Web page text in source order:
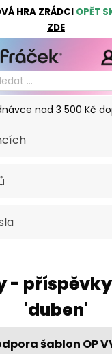
HRA ZRÁDCI OPĚT
ZDE
nad 3 500 Kč
-
'duben'
šablon OP